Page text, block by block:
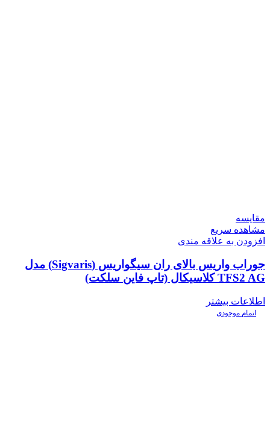
مقایسه
مشاهده سریع
افزودن به علاقه مندی
جوراب واریس بالای ران سیگواریس (Sigvaris) مدل
TFS2 AG کلاسیکال (تاپ فاین سلکت)
اطلاعات بیشتر
اتمام موجودی